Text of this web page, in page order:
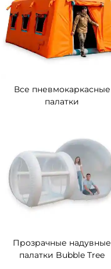
Все пневмокаркасные
палатки
Прозрачные надувные
палатки Bubble Tree